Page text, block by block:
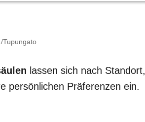
Tupungato
lassen sich nach Standort,
persönlichen Präferenzen ein.